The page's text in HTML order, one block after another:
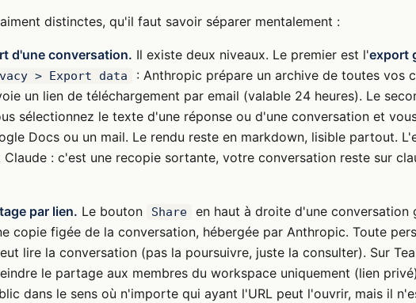
distinctes, qu'il faut savoir séparer mentalement :
d'une conversation. Il existe deux niveaux. Le premier est l'export
> Export data
: Anthropic prépare un archive de toutes vos
un lien de téléchargement par email (valable 24 heures). Le
sélectionnez le texte d'une réponse ou d'une conversation et
Docs ou un mail. Le rendu reste en markdown, lisible partout.
: c'est une recopie sortante, votre conversation reste sur
par lien. Le bouton Share
en haut à droite d'une conversation
copie figée de la conversation, hébergée par Anthropic. Toute
lire la conversation (pas la poursuivre, juste la consulter). Sur
le partage aux membres du workspace uniquement (lien
dans le sens où n'importe qui ayant l'URL peut l'ouvrir, mais il